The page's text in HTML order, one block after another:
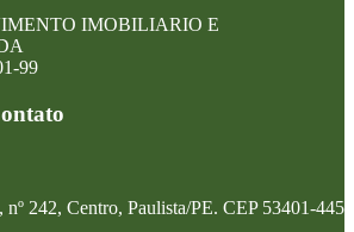
IMOBILIARIO E
99
242, Centro, Paulista/PE. CEP 53401-445